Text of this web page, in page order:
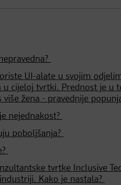
UI-alate u svojim
u cijeloj tvrtki. Prednost je
žena - pravednije
nejednakost?
poboljšanja?
tvrtke Inclusive
Kako je nastala?